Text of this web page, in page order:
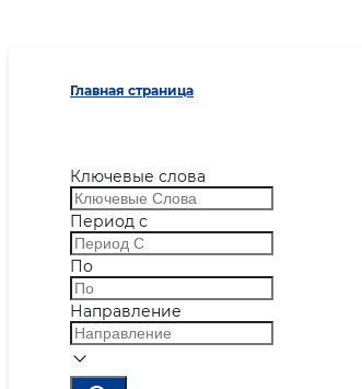
Главная страница
Ключевые слова
Период с
По
Направление